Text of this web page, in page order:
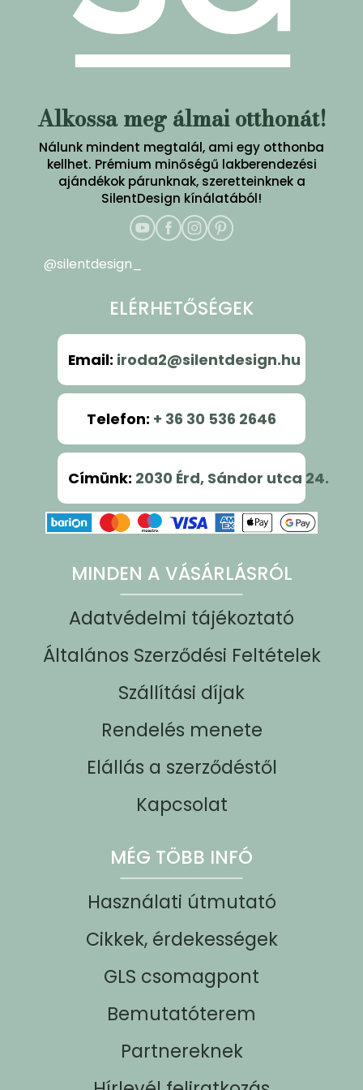
Alkossa meg álmai otthonát!
Nálunk mindent megtalál, ami egy otthonba
kellhet. Prémium minőségű lakberendezési
ajándékok párunknak, szeretteinknek a
SilentDesign kínálatából!
MINDEN A VÁSÁRLÁSRÓL
Adatvédelmi tájékoztató
Általános Szerződési Feltételek
Szállítási díjak
Rendelés menete
Elállás a szerződéstől
Kapcsolat
MÉG TÖBB INFÓ
Használati útmutató
Cikkek, érdekességek
GLS csomagpont
Bemutatóterem
Partnereknek
@silentdesign_
ELÉRHETŐSÉGEK
Email: iroda2@silentdesign.hu
Telefon: + 36 30 536 2646
Címünk: 2030 Érd, Sándor utca 24.